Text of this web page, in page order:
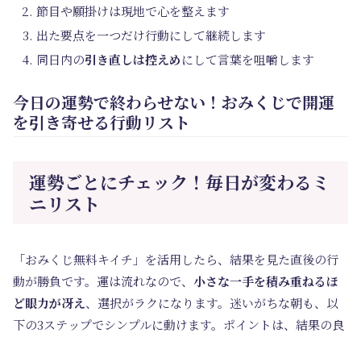
節目や願掛けは現地で心を整えます
出た要点を一つだけ行動にして継続します
同日内の引き直しは控えめにして言葉を咀嚼します
今日の運勢で終わらせない！おみくじで開運
を引き寄せる行動リスト
運勢ごとにチェック！毎日が変わるミ
ニリスト
「おみくじ無料キイチ」を活用したら、結果を見た直後の行
動が勝負です。運は流れなので、 小さな一手を積み重ねるほ
ど眼力が冴え、選択がラクになります。迷いがちな朝も、以
下の3ステップでシンプルに動けます。ポイントは、結果の良